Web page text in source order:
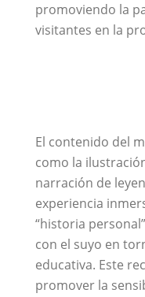
promoviendo la
visitantes en la
El contenido del
como la
narración de
experiencia
“historia
con el suyo en
educativa. Este
promover la